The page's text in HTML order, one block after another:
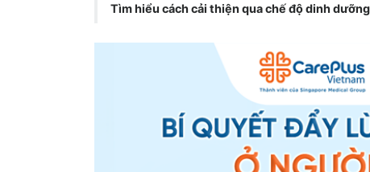
Tìm hiểu cách cải thiện qua chế độ dinh